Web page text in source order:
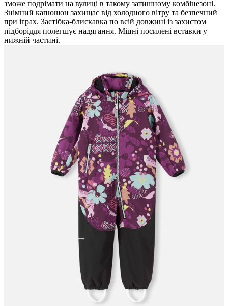
зможе подрімати на вулиці в такому затишному комбінезоні.
Знімний капюшон захищає від холодного вітру та безпечний
при іграх. Застібка-блискавка по всій довжині із захистом
підборіддя полегшує надягання. Міцні посилені вставки у
нижній частині.